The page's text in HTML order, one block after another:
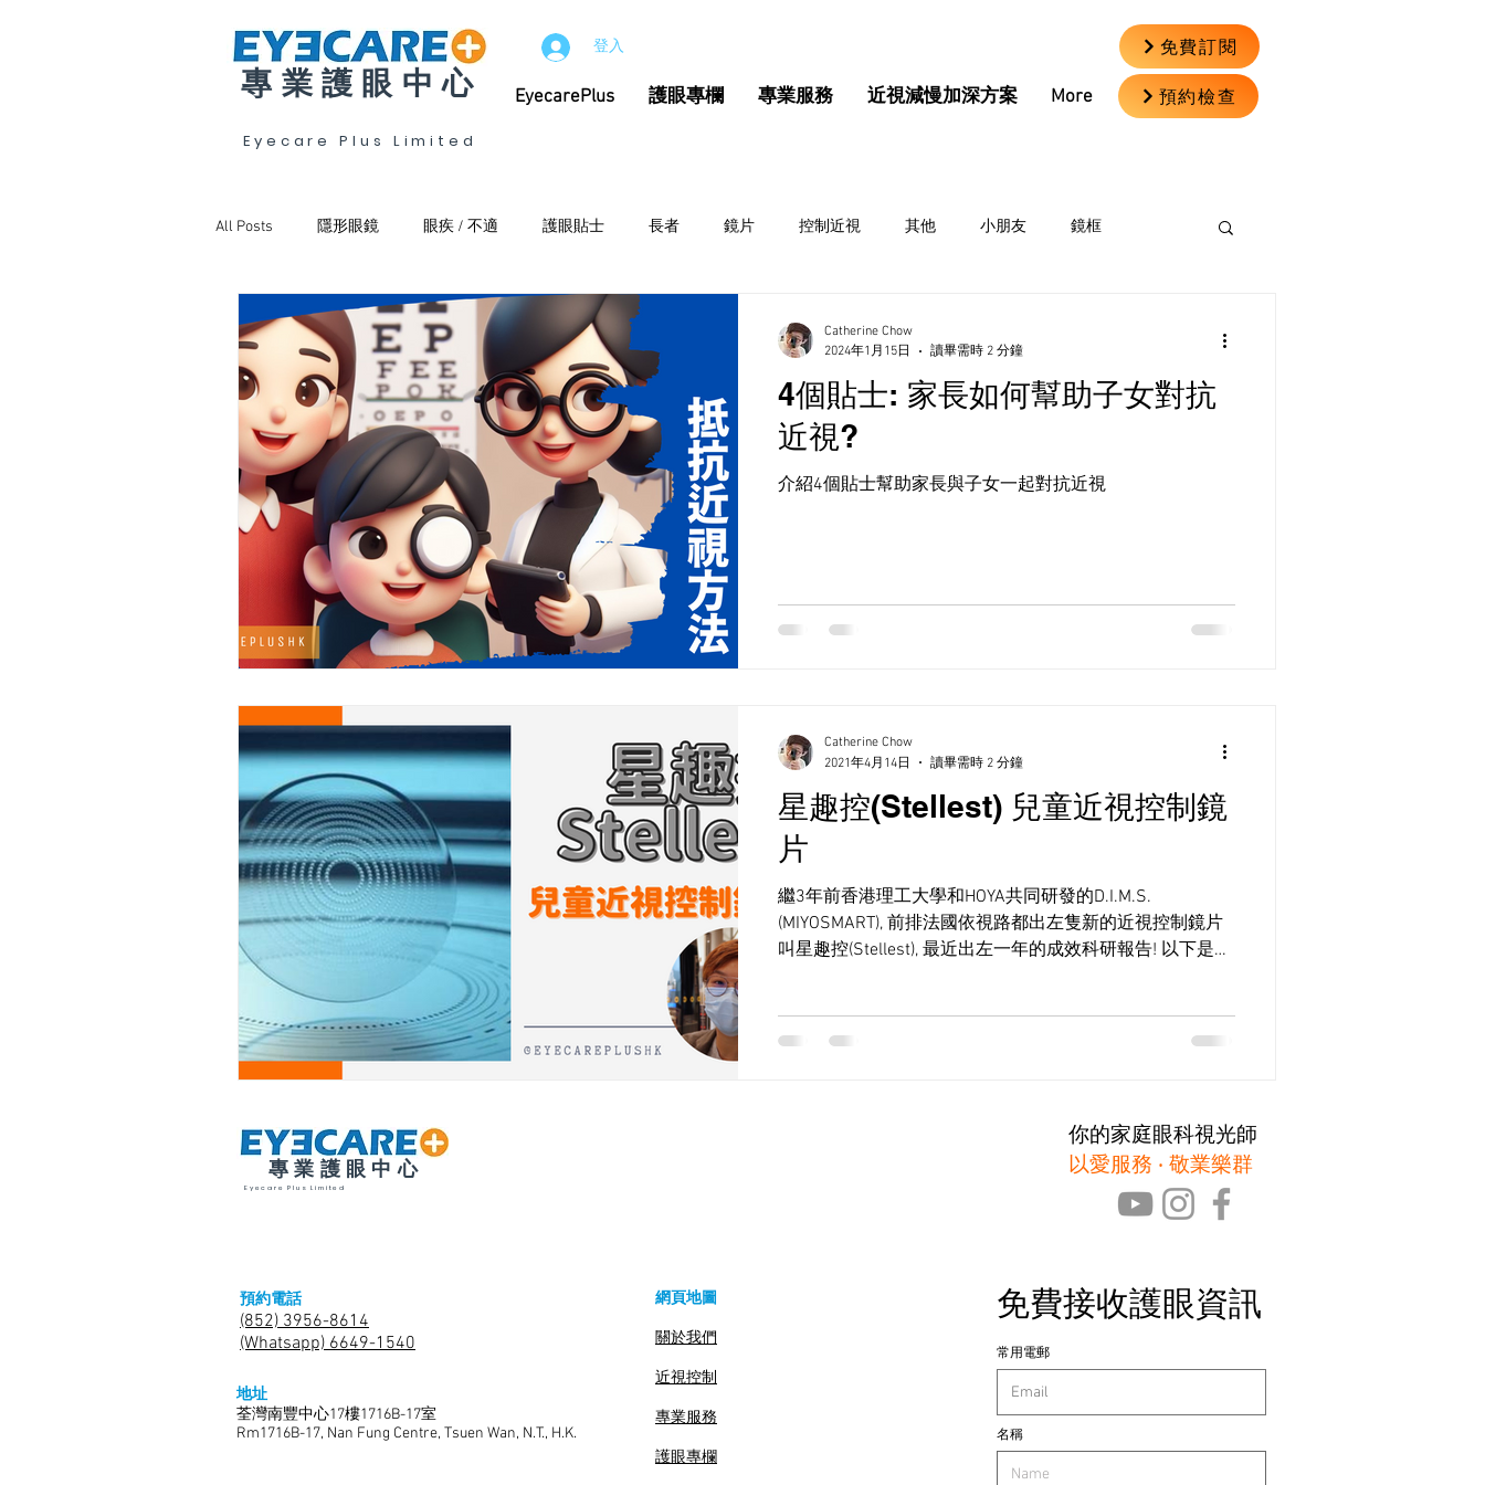
登入
專業護眼中心
Eyecare Plus Limited
EyecarePlus 護眼專欄 專業服務 近視減慢加深方案 More 預約檢查
免費訂閱
All Posts 隱形眼鏡 眼疾 / 不適 護眼貼士 長者 鏡片 控制近視 其他 小朋友 鏡框
斜視弱視及訓練 眼乾
4個貼士: 家長如何幫助子女對抗
近視?
介紹4個貼士幫助家長與子女一起對抗近視
Catherine Chow
2024年1月15日
讀畢需時 2 分鐘
星趣控(Stellest) 兒童近視控制鏡
片
繼3年前香港理工大學和HOYA共同研發的D.I.M.S.
(MIYOSMART), 前排法國依視路都出左隻新的近視控制鏡片
叫星趣控(Stellest), 最近出左一年的成效科研報告! 以下是我
Catherine Chow
2021年4月14日
讀畢需時 2 分鐘
免費接收護眼資訊
常用電郵
名稱
地址
荃灣南豐中心17樓1716B-17室
Rm1716B-17, Nan Fung Centre, Tsuen Wan, N.T., H.K.
預約電話
(852) 3956-8614
(Whatsapp) 6649-1540
你的家庭眼科視光師
以愛服務 ‧ 敬業樂群
專業護眼中心
Eyecare Plus Limited
網頁地圖
關於我們
近視控制
專業服務
護眼專欄